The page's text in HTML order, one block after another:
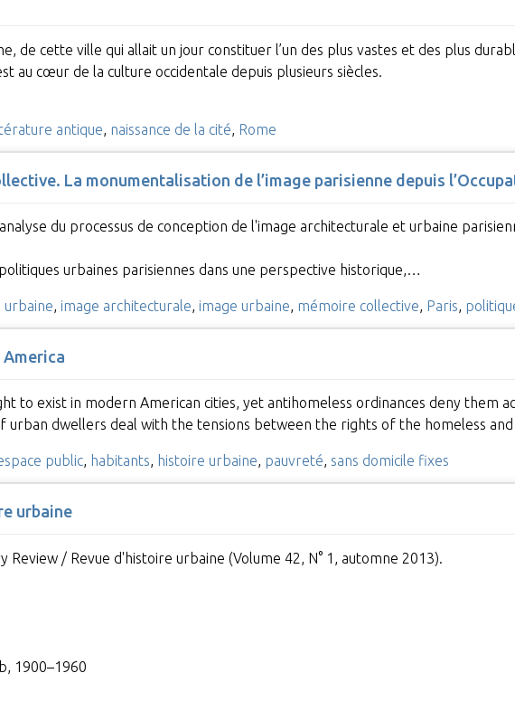
de cette ville qui allait un jour constituer l’un des plus vastes et des plus
au cœur de la culture occidentale depuis plusieurs siècles.
antique, naissance de la cité, Rome
La monumentalisation de l’image parisienne depuis
du processus de conception de l'image architecturale et urbaine
urbaines parisiennes dans une perspective historique,…
urbaine, image architecturale, image urbaine, mémoire collective, Paris,
America
to exist in modern American cities, yet antihomeless ordinances deny them
urban dwellers deal with the tensions between the rights of the homeless
public, habitants, histoire urbaine, pauvreté, sans domicile fixes
urbaine
Review / Revue d'histoire urbaine (Volume 42, N° 1, automne 2013).
1900–1960